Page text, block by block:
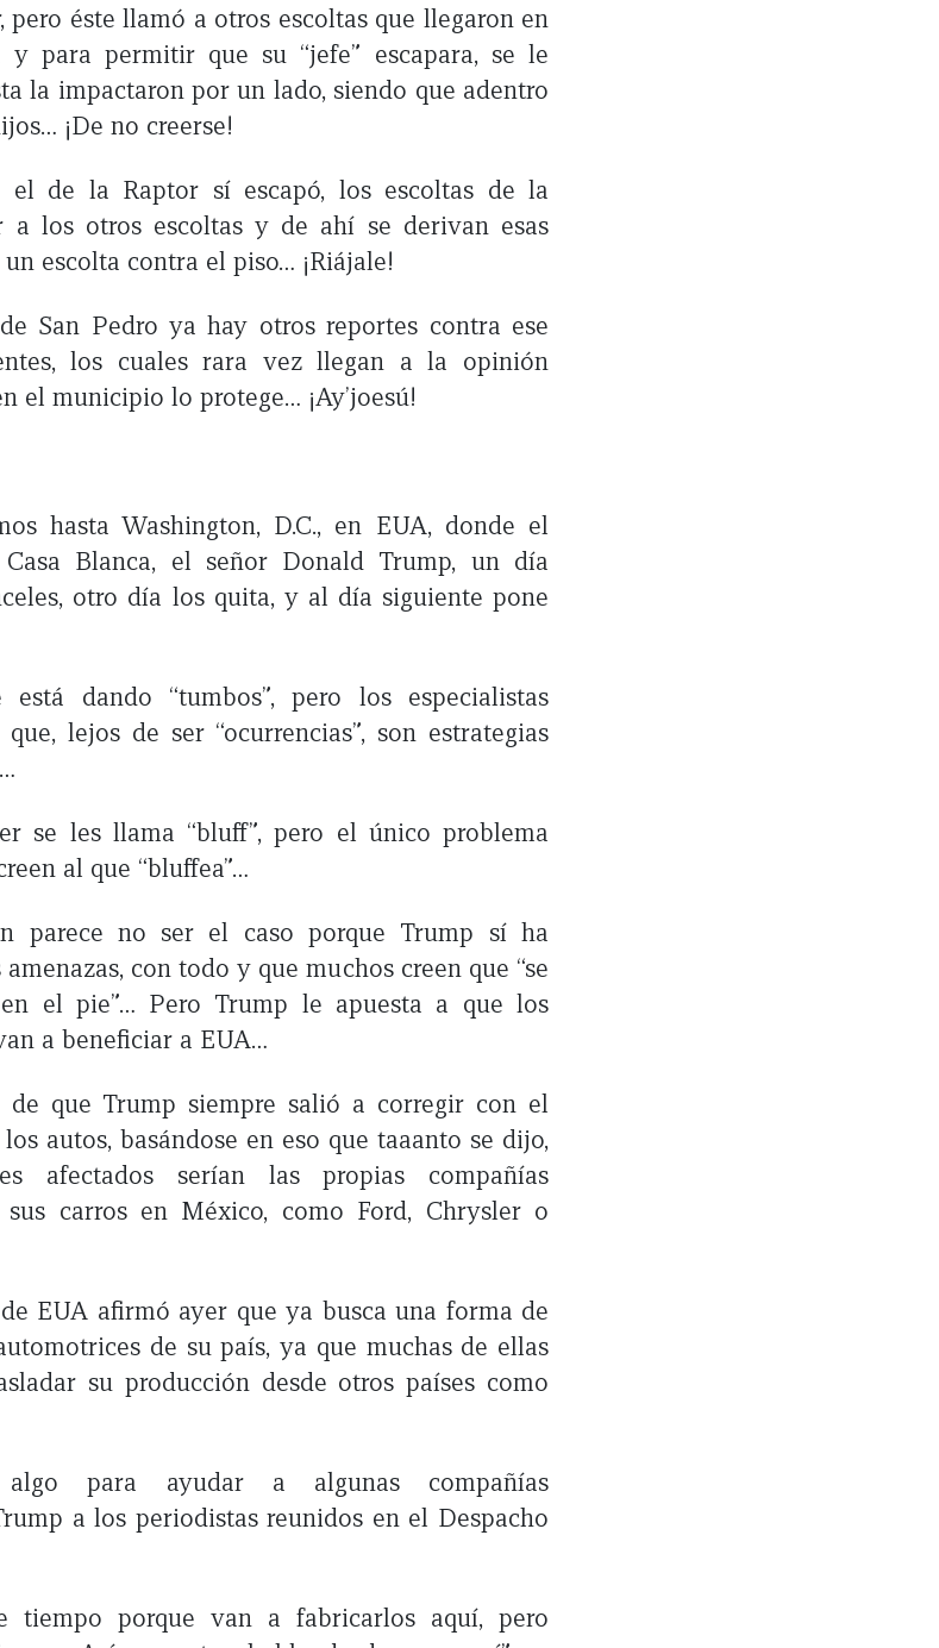
pero éste llamó a otros escoltas que llegaron en
y para permitir que su “jefe” escapara, se le
la impactaron por un lado, siendo que adentro
¡De no creerse!
el de la Raptor sí escapó, los escoltas de la
a los otros escoltas y de ahí se derivan esas
escolta contra el piso… ¡Riájale!
San Pedro ya hay otros reportes contra ese
los cuales rara vez llegan a la opinión
el municipio lo protege… ¡Ay’joesú!
hasta Washington, D.C., en EUA, donde el
Blanca, el señor Donald Trump, un día
otro día los quita, y al día siguiente pone
dando “tumbos”, pero los especialistas
lejos de ser “ocurrencias”, son estrategias
se les llama “bluff”, pero el único problema
al que “bluffea”…
parece no ser el caso porque Trump sí ha
con todo y que muchos creen que “se
el pie”… Pero Trump le apuesta a que los
a beneficiar a EUA…
que Trump siempre salió a corregir con el
autos, basándose en eso que taaanto se dijo,
afectados serían las propias compañías
sus carros en México, como Ford, Chrysler o
EUA afirmó ayer que ya busca una forma de
de su país, ya que muchas de ellas
su producción desde otros países como
algo para ayudar a algunas compañías
a los periodistas reunidos en el Despacho
tiempo porque van a fabricarlos aquí, pero